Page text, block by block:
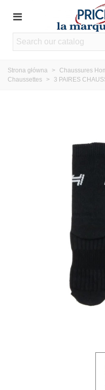
Strona główna > Chaussures
Chaussettes
> 3 PAIRES